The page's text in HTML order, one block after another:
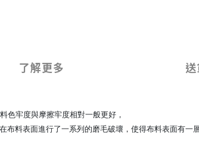
了解更多
色牢度與摩擦牢度相對一般更好，
在布料表面進行了一系列的磨毛破壞 ， 使得布料表面有一